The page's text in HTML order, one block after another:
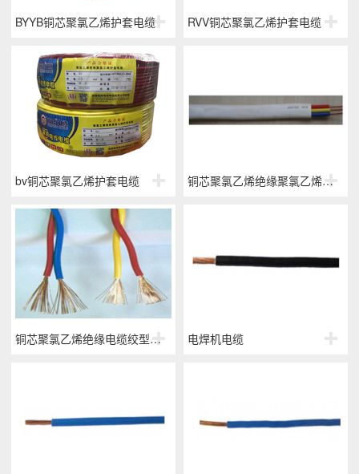
BYYB铜芯聚氯乙烯护套电缆 RVV铜芯聚氯乙烯护套电缆
bv铜芯聚氯乙烯护套电缆 铜芯聚氯乙烯绝缘聚氯乙烯护套扁型
铜芯聚氯乙烯绝缘电缆绞型连接用软电线 电焊机电缆